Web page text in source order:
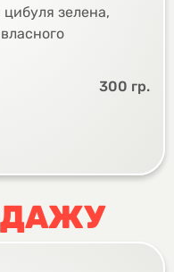
зелена,
300 гр.